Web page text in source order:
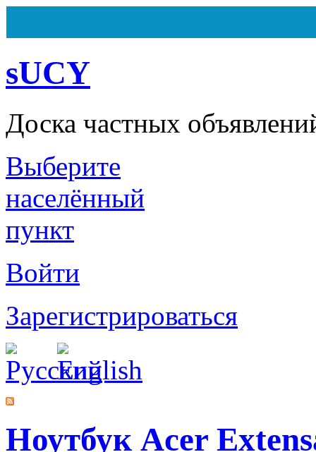
sUCY
Доска частных
Выберите
населённый
пункт
Войти
Зарегистрироваться
Ноутбук Acer